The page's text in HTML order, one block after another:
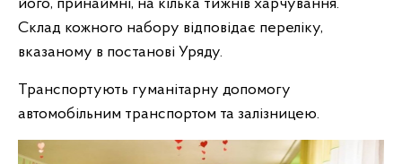
його, принаймні, на кілька тижнів харчування.
Склад кожного набору відповідає переліку,
вказаному в постанові Уряду.
Транспортують гуманітарну допомогу
автомобільним транспортом та залізницею.